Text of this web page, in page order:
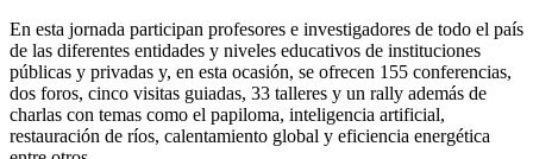
En esta jornada participan profesores e investigadores de todo el país
de las diferentes entidades y niveles educativos de instituciones
públicas y privadas y, en esta ocasión, se ofrecen 155 conferencias,
dos foros, cinco visitas guiadas, 33 talleres y un rally además de
charlas con temas como el papiloma, inteligencia artificial,
restauración de ríos, calentamiento global y eficiencia energética